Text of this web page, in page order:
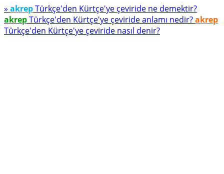
» akrepTürkçe'den Kürtçe'ye çeviride ne demektir?
akrepTürkçe'den Kürtçe'ye çeviride anlamı nedir?akrep
Türkçe'den Kürtçe'ye çeviride nasıl denir?